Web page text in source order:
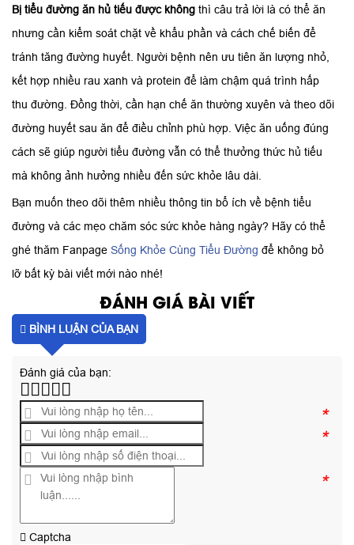
Bị tiểu đường ăn hủ tiếu được không thì câu trả lời là có thể ăn
nhưng cần kiểm soát chặt về khẩu phần và cách chế biến để
tránh tăng đường huyết. Người bệnh nên ưu tiên ăn lượng nhỏ,
kết hợp nhiều rau xanh và protein để làm chậm quá trình hấp
thu đường. Đồng thời, cần hạn chế ăn thường xuyên và theo dõi
đường huyết sau ăn để điều chỉnh phù hợp. Việc ăn uống đúng
cách sẽ giúp người tiểu đường vẫn có thể thưởng thức hủ tiếu
mà không ảnh hưởng nhiều đến sức khỏe lâu dài.
Bạn muốn theo dõi thêm nhiều thông tin bổ ích về bệnh tiểu
đường và các mẹo chăm sóc sức khỏe hàng ngày? Hãy có thể
ghé thăm Fanpage Sống Khỏe Cùng Tiểu Đường để không bỏ
lỡ bất kỳ bài viết mới nào nhé!
ĐÁNH GIÁ BÀI VIẾT
BÌNH LUẬN CỦA BẠN
Đánh giá của bạn:
*
*
*
Captcha